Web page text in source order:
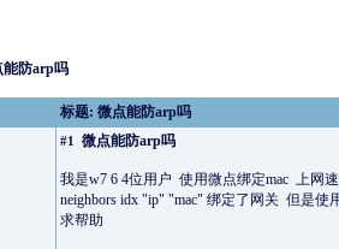
防arp吗
标题: 微点能防arp吗
#1 微点能防arp吗
我是w7 6 4位用户 使用微点绑定mac 上网
neighbors idx "ip" "mac" 绑定了网关 但是使
求帮助